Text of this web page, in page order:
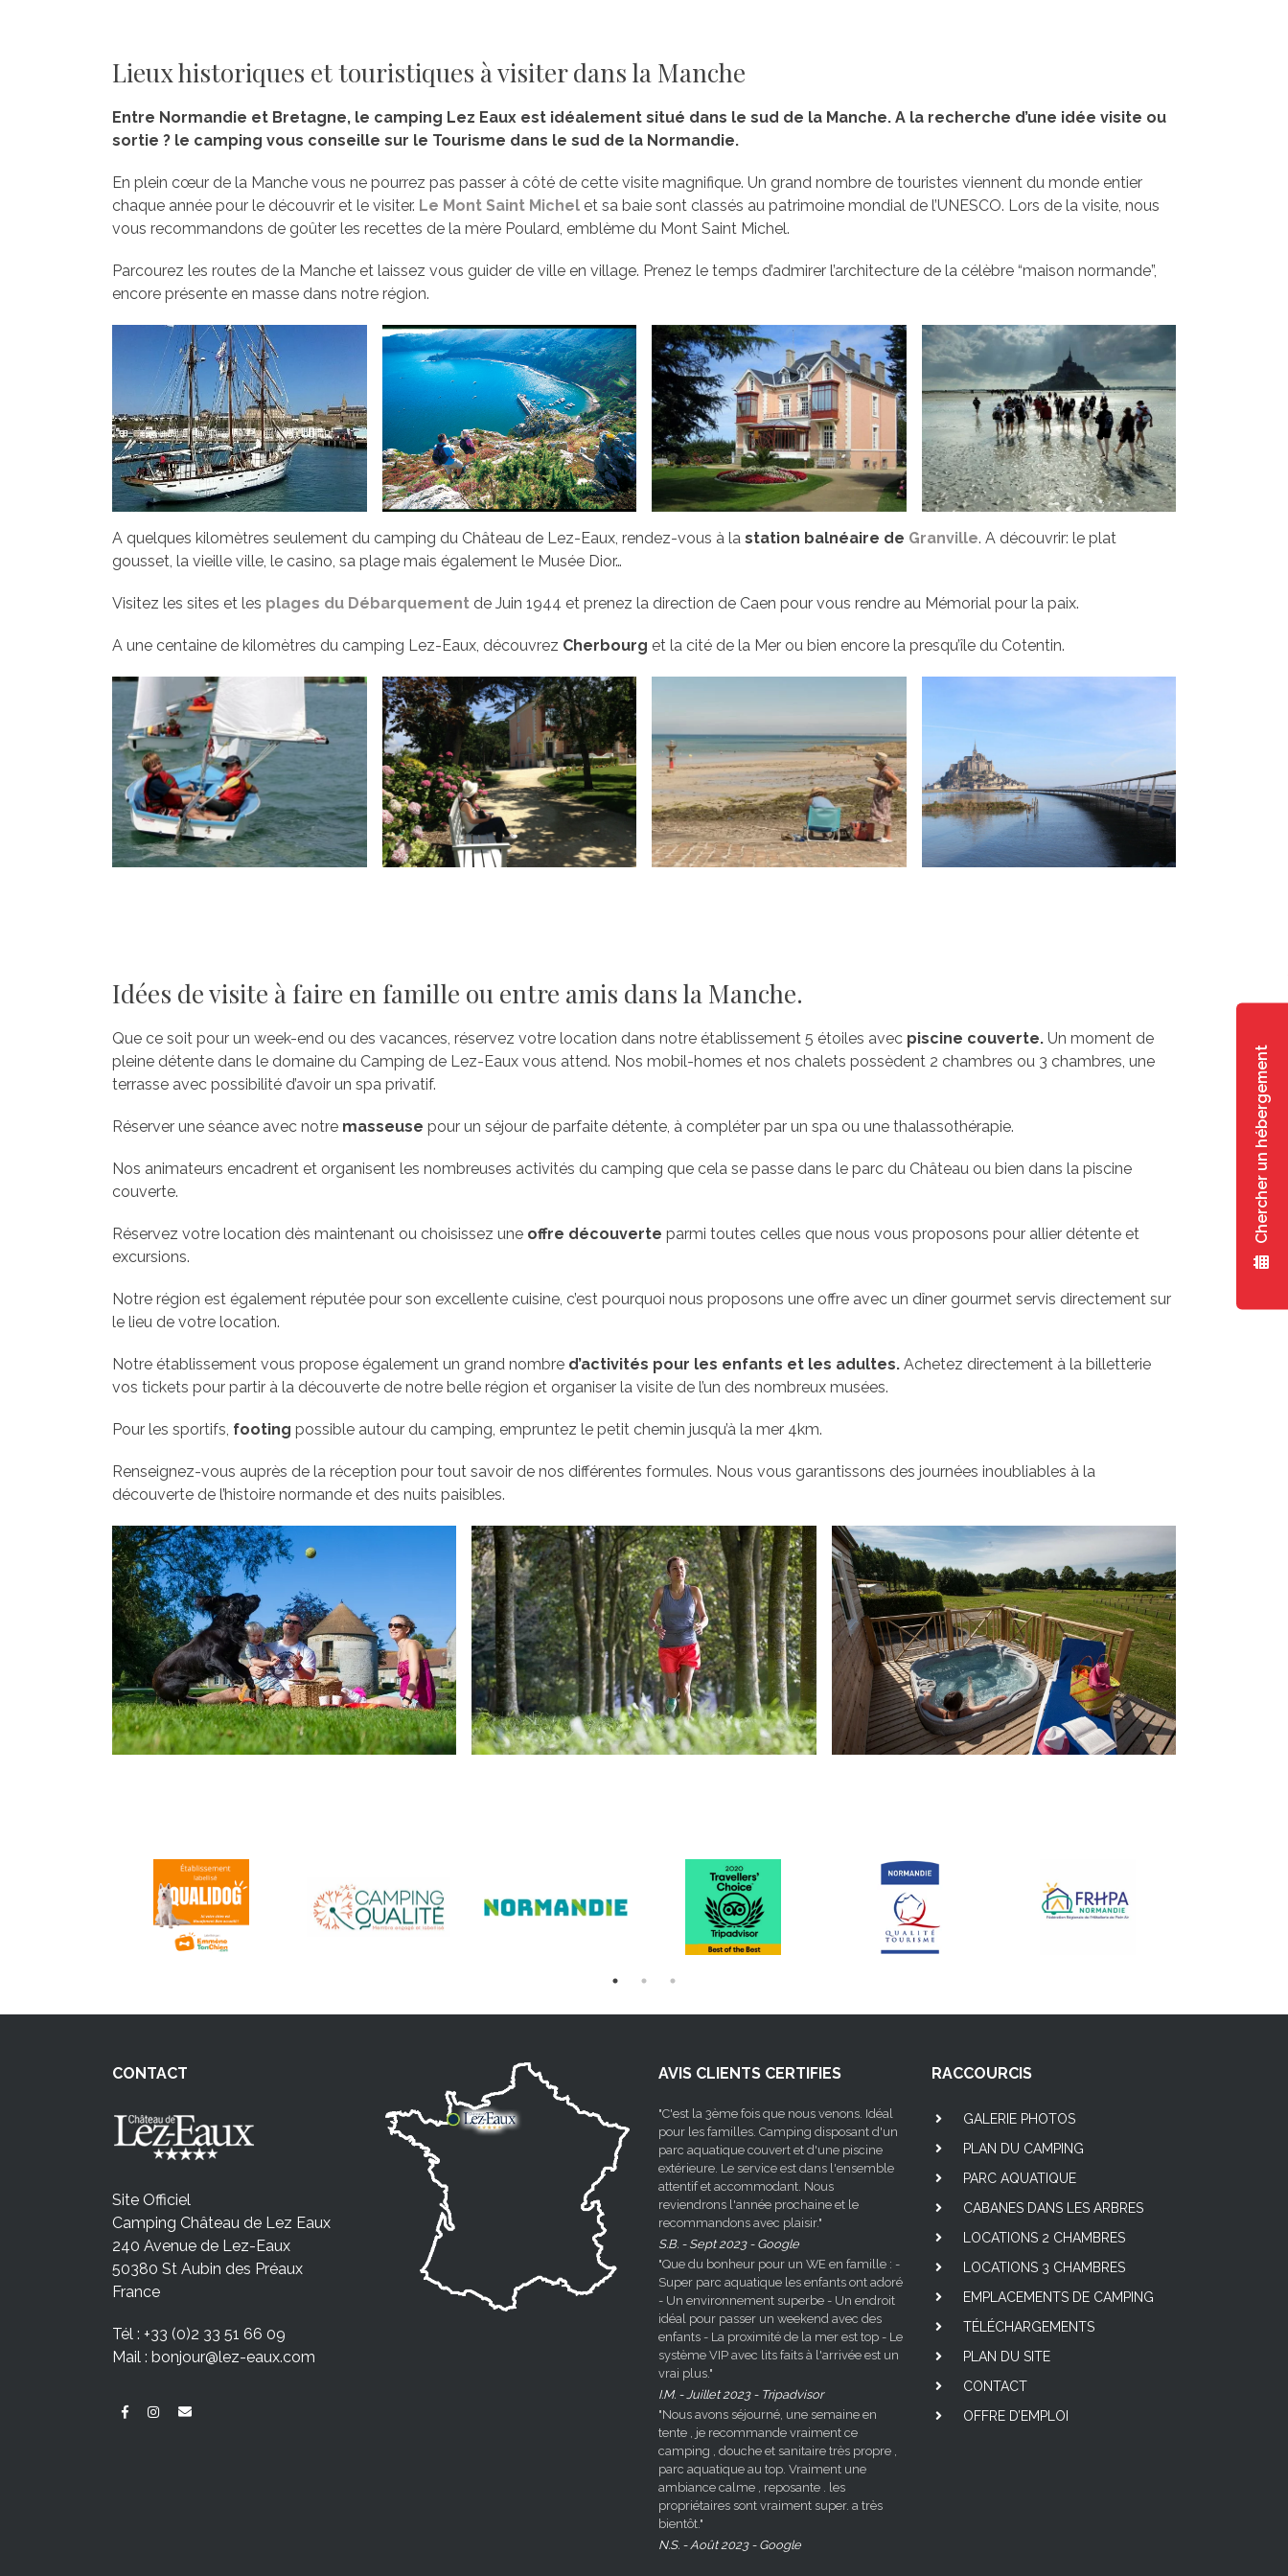
Chercher un hébergement
Lieux historiques et touristiques à visiter dans la Manche
Entre Normandie et Bretagne, le camping Lez Eaux est idéalement situé dans le sud de la Manche. A la recherche d’une idée visite ou
sortie ? le camping vous conseille sur le Tourisme dans le sud de la Normandie.
En plein cœur de la Manche vous ne pourrez pas passer à côté de cette visite magnifique. Un grand nombre de touristes viennent du monde entier
chaque année pour le découvrir et le visiter. Le Mont Saint Michel et sa baie sont classés au patrimoine mondial de l’UNESCO. Lors de la visite, nous
vous recommandons de goûter les recettes de la mère Poulard, emblème du Mont Saint Michel.
Parcourez les routes de la Manche et laissez vous guider de ville en village. Prenez le temps d’admirer l’architecture de la célèbre “maison normande”,
encore présente en masse dans notre région.
A quelques kilomètres seulement du camping du Château de Lez-Eaux, rendez-vous à la station balnéaire de Granville. A découvrir: le plat
gousset, la vieille ville, le casino, sa plage mais également le Musée Dior…
Visitez les sites et les plages du Débarquement de Juin 1944 et prenez la direction de Caen pour vous rendre au Mémorial pour la paix.
A une centaine de kilomètres du camping Lez-Eaux, découvrez Cherbourg et la cité de la Mer ou bien encore la presqu’île du Cotentin.
Idées de visite à faire en famille ou entre amis dans la Manche.
Que ce soit pour un week-end ou des vacances, réservez votre location dans notre établissement 5 étoiles avec piscine couverte. Un moment de
pleine détente dans le domaine du Camping de Lez-Eaux vous attend. Nos mobil-homes et nos chalets possèdent 2 chambres ou 3 chambres, une
terrasse avec possibilité d’avoir un spa privatif.
Réserver une séance avec notre masseuse pour un séjour de parfaite détente, à compléter par un spa ou une thalassothérapie.
Nos animateurs encadrent et organisent les nombreuses activités du camping que cela se passe dans le parc du Château ou bien dans la piscine
couverte.
Réservez votre location dès maintenant ou choisissez une offre découverte parmi toutes celles que nous vous proposons pour allier détente et
excursions.
Notre région est également réputée pour son excellente cuisine, c’est pourquoi nous proposons une offre avec un dîner gourmet servis directement sur
le lieu de votre location.
Notre établissement vous propose également un grand nombre d’activités pour les enfants et les adultes. Achetez directement à la billetterie
vos tickets pour partir à la découverte de notre belle région et organiser la visite de l’un des nombreux musées.
Pour les sportifs, footing possible autour du camping, empruntez le petit chemin jusqu’à la mer 4km.
Renseignez-vous auprès de la réception pour tout savoir de nos différentes formules. Nous vous garantissons des journées inoubliables à la
découverte de l’histoire normande et des nuits paisibles.
CONTACT
Site Officiel
Camping Château de Lez Eaux
240 Avenue de Lez-Eaux
50380 St Aubin des Préaux
France
Tél : +33 (0)2 33 51 66 09
Mail : bonjour@lez-eaux.com
AVIS CLIENTS CERTIFIES
"C'est la 3ème fois que nous venons. Idéal
pour les familles. Camping disposant d'un
parc aquatique couvert et d'une piscine
extérieure. Le service est dans l'ensemble
attentif et accommodant. Nous
reviendrons l'année prochaine et le
recommandons avec plaisir."
S.B. - Sept 2023 - Google
"Que du bonheur pour un WE en famille : -
Super parc aquatique les enfants ont adoré
- Un environnement superbe - Un endroit
idéal pour passer un weekend avec des
enfants - La proximité de la mer est top - Le
système VIP avec lits faits à l'arrivée est un
vrai plus."
I.M. - Juillet 2023 - Tripadvisor
"Nous avons séjourné, une semaine en
tente , je recommande vraiment ce
camping , douche et sanitaire très propre ,
parc aquatique au top. Vraiment une
ambiance calme , reposante . les
propriétaires sont vraiment super. a très
bientôt."
N.S. - Août 2023 - Google
RACCOURCIS
GALERIE PHOTOS
PLAN DU CAMPING
PARC AQUATIQUE
CABANES DANS LES ARBRES
LOCATIONS 2 CHAMBRES
LOCATIONS 3 CHAMBRES
EMPLACEMENTS DE CAMPING
TÉLÉCHARGEMENTS
PLAN DU SITE
CONTACT
OFFRE D’EMPLOI